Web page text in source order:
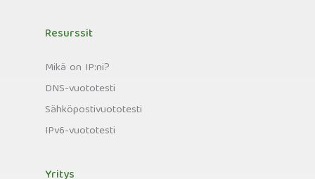
Resurssit
Mikä on IP:ni?
DNS-vuototesti
Sähköpostivuototesti
IPv6-vuototesti